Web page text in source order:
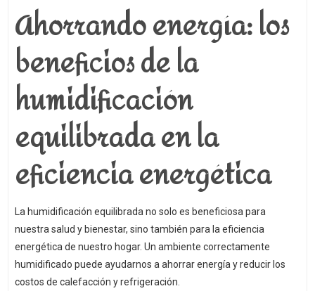
Ahorrando energía: los
beneficios de la
humidificación
equilibrada en la
eficiencia energética
La humidificación equilibrada no solo es beneficiosa para
nuestra salud y bienestar, sino también para la eficiencia
energética de nuestro hogar. Un ambiente correctamente
humidificado puede ayudarnos a ahorrar energía y reducir los
costos de calefacción y refrigeración.